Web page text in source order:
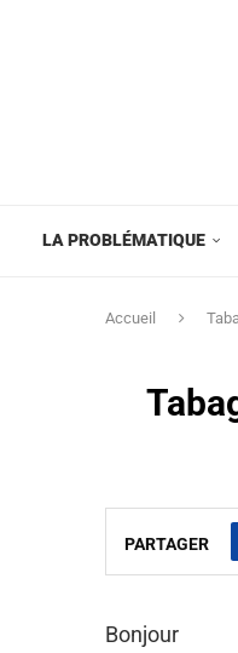
LA PROBLÉMATIQUE
Accueil
PARTAGER
Bonjour